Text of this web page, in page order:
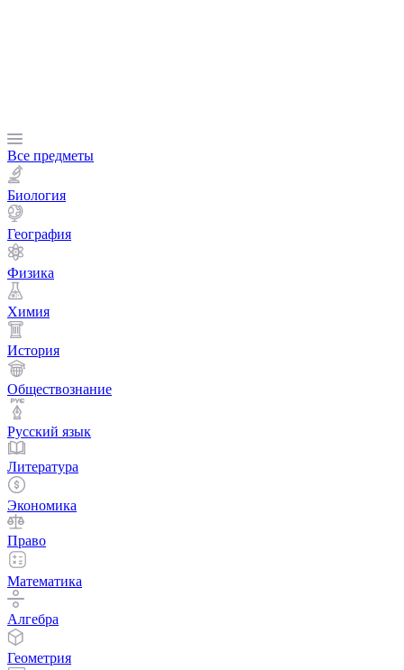
Все предметы
Биология
География
Физика
Химия
История
Обществознание
Русский язык
Литература
Экономика
Право
Математика
Алгебра
Геометрия